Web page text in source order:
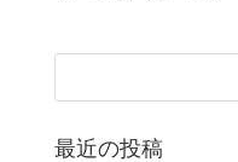
最近の投稿